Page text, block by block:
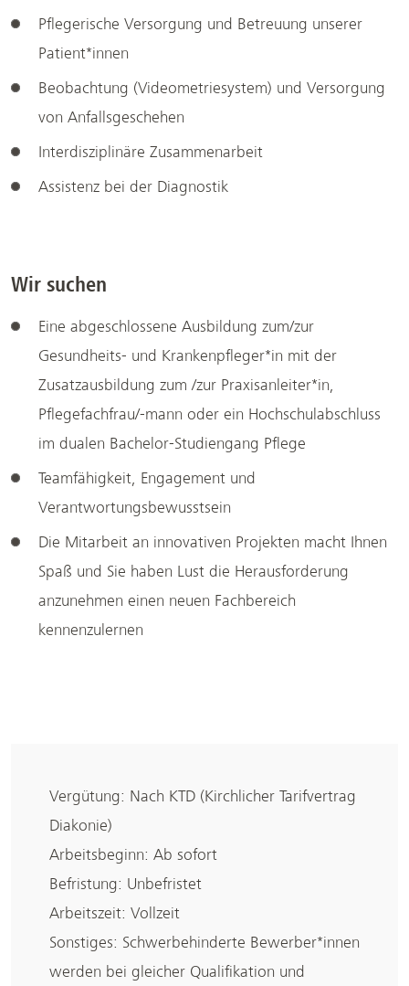
Pflegerische Versorgung und Betreuung unserer
Patient*innen
Beobachtung (Videometriesystem) und Versorgung
von Anfallsgeschehen
Interdisziplinäre Zusammenarbeit
Assistenz bei der Diagnostik
Wir suchen
Eine abgeschlossene Ausbildung zum/zur
Gesundheits- und Krankenpfleger*in mit der
Zusatzausbildung zum /zur Praxisanleiter*in,
Pflegefachfrau/-mann oder ein Hochschulabschluss
im dualen Bachelor-Studiengang Pflege
Teamfähigkeit, Engagement und
Verantwortungsbewusstsein
Die Mitarbeit an innovativen Projekten macht Ihnen
Spaß und Sie haben Lust die Herausforderung
anzunehmen einen neuen Fachbereich
kennenzulernen
Vergütung: Nach KTD (Kirchlicher Tarifvertrag
Diakonie)
Arbeitsbeginn: Ab sofort
Befristung: Unbefristet
Arbeitszeit: Vollzeit
Sonstiges: Schwerbehinderte Bewerber*innen
werden bei gleicher Qualifikation und